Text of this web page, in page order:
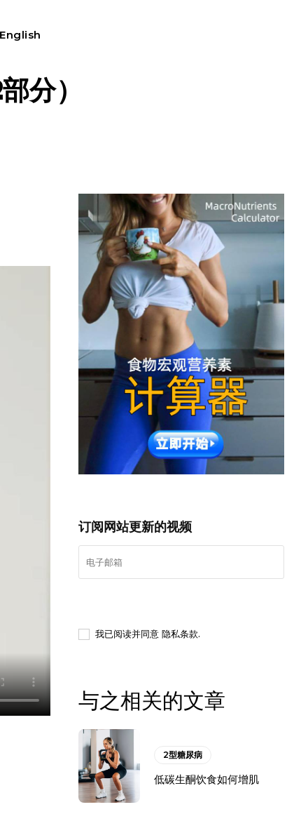
English
分）
订阅网站更新的视频
我已阅读并同意 隐私条款.
与之相关的文章
2型糖尿病
低碳生酮饮食如何增肌